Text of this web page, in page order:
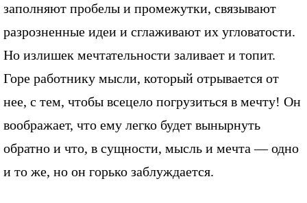
заполняют пробелы и промежутки, связывают
разрозненные идеи и сглаживают их угловатости.
Но излишек мечтательности заливает и топит.
Горе работнику мысли, который отрывается от
нее, с тем, чтобы всецело погрузиться в мечту! Он
воображает, что ему легко будет вынырнуть
обратно и что, в сущности, мысль и мечта — одно
и то же, но он горько заблуждается.